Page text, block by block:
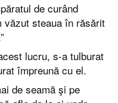
de curând
văzut steaua în răsărit
lucru, s-a tulburat
împreună cu el.
de seamă şi pe